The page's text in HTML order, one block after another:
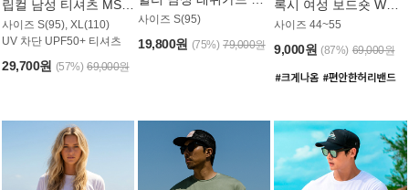
사이즈 S(95), XL(110)
UV 차단 UPF50+ 티셔츠
29,700원 (57%) 69,000원
사이즈 S(95)
19,800원 (75%) 79,000원
사이즈 44~55
9,000원 (87%) 69,000원